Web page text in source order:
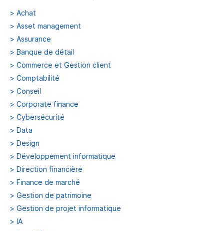
> Achat
> Asset management
> Assurance
> Banque de détail
> Commerce et Gestion client
> Comptabilité
> Conseil
> Corporate finance
> Cybersécurité
> Data
> Design
> Développement informatique
> Direction financière
> Finance de marché
> Gestion de patrimoine
> Gestion de projet informatique
> IA